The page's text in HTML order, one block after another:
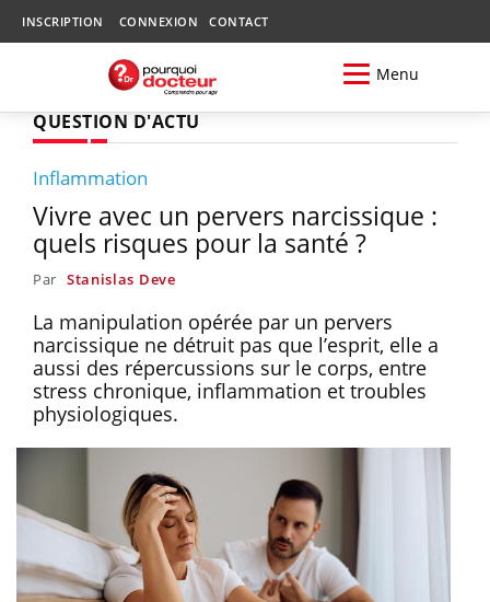
INSCRIPTION CONNEXION CONTACT
Menu
QUESTION D'ACTU
Inflammation
Vivre avec un pervers narcissique :
quels risques pour la santé ?
Par Stanislas Deve
La manipulation opérée par un pervers
narcissique ne détruit pas que l’esprit, elle a
aussi des répercussions sur le corps, entre
stress chronique, inflammation et troubles
physiologiques.